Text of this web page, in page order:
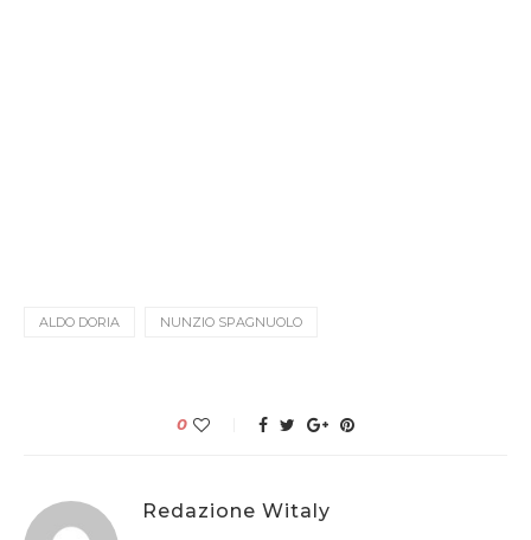
ALDO DORIA NUNZIO SPAGNUOLO
0
Redazione Witaly